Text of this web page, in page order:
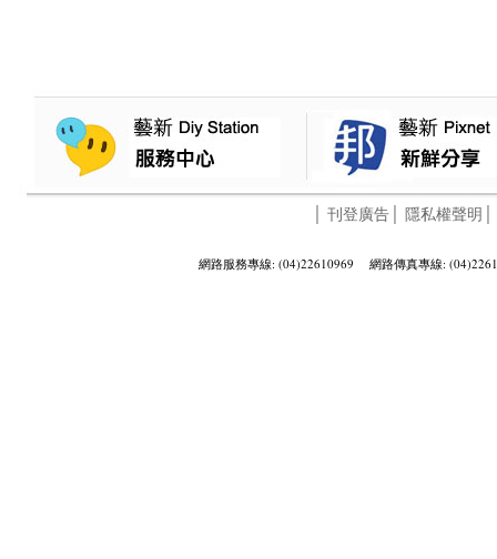
刊登廣告│ 隱私權聲明
網路服務專線: (04)22610969 網路傳真專線: